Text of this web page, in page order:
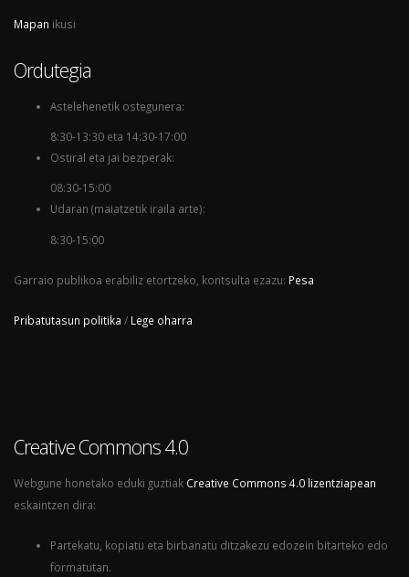
Mapan ikusi
Ordutegia
Astelehenetik ostegunera:
8:30-13:30 eta 14:30-17:00
Ostiral eta jai bezperak:
08:30-15:00
Udaran (maiatzetik iraila arte):
8:30-15:00
Garraio publikoa erabiliz etortzeko, kontsulta ezazu: Pesa
Pribatutasun politika / Lege oharra
Creative Commons 4.0
Webgune honetako eduki guztiak Creative Commons 4.0 lizentziapean
eskaintzen dira:
Partekatu, kopiatu eta birbanatu ditzakezu edozein bitarteko edo
formatutan.